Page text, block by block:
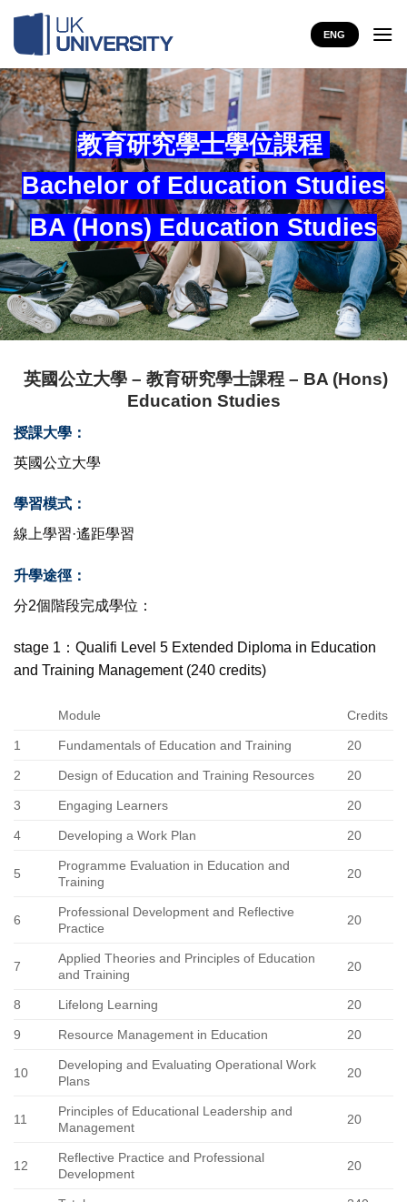
content
ENG
教育研究學士學位課程
Bachelor of Education Studies
BA (Hons) Education Studies
英國公立大學 – 教育研究學士課程 – BA (Hons)
Education Studies
授課大學：
英國公立大學
學習模式：
線上學習·遙距學習
升學途徑：
分2個階段完成學位：
stage 1：Qualifi Level 5 Extended Diploma in Education
and Training Management (240 credits)
Module Credits
1 Fundamentals of Education and Training 20
2 Design of Education and Training Resources 20
3 Engaging Learners 20
4 Developing a Work Plan 20
5
Programme Evaluation in Education and
Training
20
6
Professional Development and Reflective
Practice
20
7
Applied Theories and Principles of Education
and Training
20
8 Lifelong Learning 20
9 Resource Management in Education 20
10
Developing and Evaluating Operational Work
Plans
20
11
Principles of Educational Leadership and
Management
20
12
Reflective Practice and Professional
Development
20